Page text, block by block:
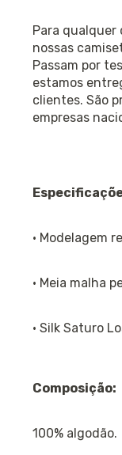
Para qualquer
nossas
Passam por
estamos
clientes. São
empresas
· Modelagem
· Meia malha
· Silk Saturo
Composição:
100% algodão.